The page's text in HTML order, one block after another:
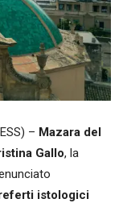
– Mazara del
Gallo, la
istologici